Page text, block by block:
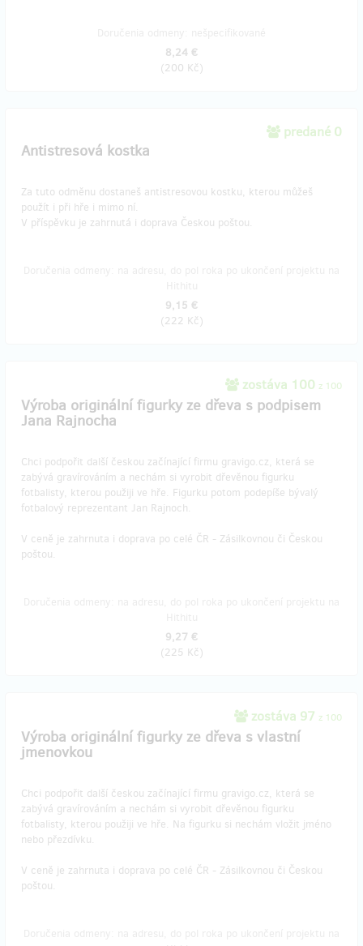
8,24 €
(200 Kč)
predané 0
Antistresová kostka
Za tuto odměnu dostaneš antistresovou kostku, kterou můžeš
použít i při hře i mimo ní.
V příspěvku je zahrnutá i doprava Českou poštou.
9,15 €
(222 Kč)
zostáva 100 z 100
Výroba originální figurky ze dřeva s podpisem
Jana Rajnocha
Chci podpořit další českou začínající firmu gravigo.cz, která se
zabývá gravírováním a nechám si vyrobit dřevěnou figurku
fotbalisty, kterou použiji ve hře. Figurku potom podepíše bývalý
fotbalový reprezentant Jan Rajnoch.
V ceně je zahrnuta i doprava po celé ČR - Zásilkovnou či Českou
poštou.
9,27 €
(225 Kč)
zostáva 97 z 100
Výroba originální figurky ze dřeva s vlastní
jmenovkou
Chci podpořit další českou začínající firmu gravigo.cz, která se
zabývá gravírováním a nechám si vyrobit dřevěnou figurku
fotbalisty, kterou použiji ve hře. Na figurku si nechám vložit jméno
nebo přezdívku.
V ceně je zahrnuta i doprava po celé ČR - Zásilkovnou či Českou
poštou.